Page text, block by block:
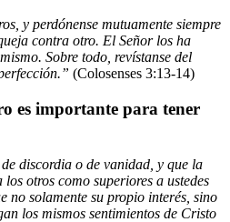
y perdónense mutuamente siempre
contra otro. El Señor los ha
Sobre todo, revístanse del
(Colosenses 3:13-14)
es importante para tener
discordia o de vanidad, y que la
otros como superiores a ustedes
no solamente su propio interés, sino
los mismos sentimientos de Cristo